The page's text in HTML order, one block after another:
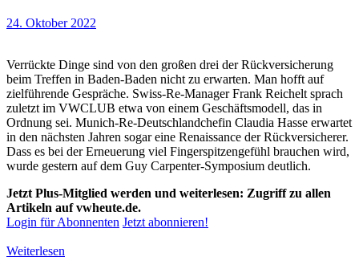
24. Oktober 2022
Verrückte Dinge sind von den großen drei der Rückversicherung
beim Treffen in Baden-Baden nicht zu erwarten. Man hofft auf
zielführende Gespräche. Swiss-Re-Manager Frank Reichelt sprach
zuletzt im VWCLUB etwa von einem Geschäftsmodell, das in
Ordnung sei. Munich-Re-Deutschlandchefin Claudia Hasse erwartet
in den nächsten Jahren sogar eine Renaissance der Rückversicherer.
Dass es bei der Erneuerung viel Fingerspitzengefühl brauchen wird,
wurde gestern auf dem Guy Carpenter-Symposium deutlich.
Jetzt Plus-Mitglied werden und weiterlesen: Zugriff zu allen
Artikeln auf vwheute.de.
Login für Abonnenten Jetzt abonnieren!
Weiterlesen